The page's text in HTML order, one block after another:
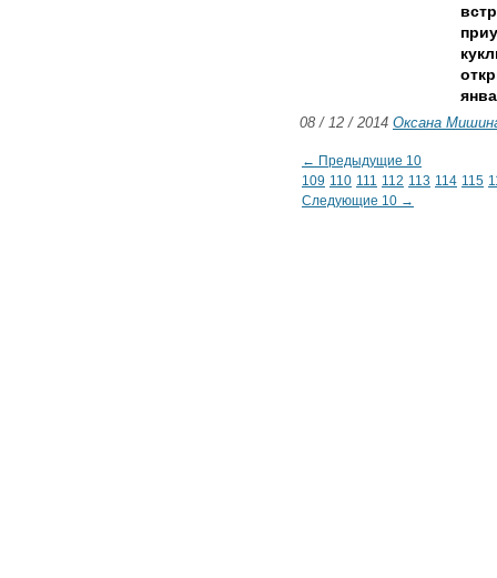
08 / 12 / 2014 Оксана
← Предыдущие 10
109 110 111 112 113 114 115
Следующие 10 →